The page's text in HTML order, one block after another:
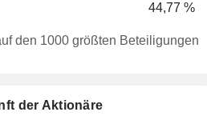
44,77 %
den 1000 größten Beteiligungen
der Aktionäre